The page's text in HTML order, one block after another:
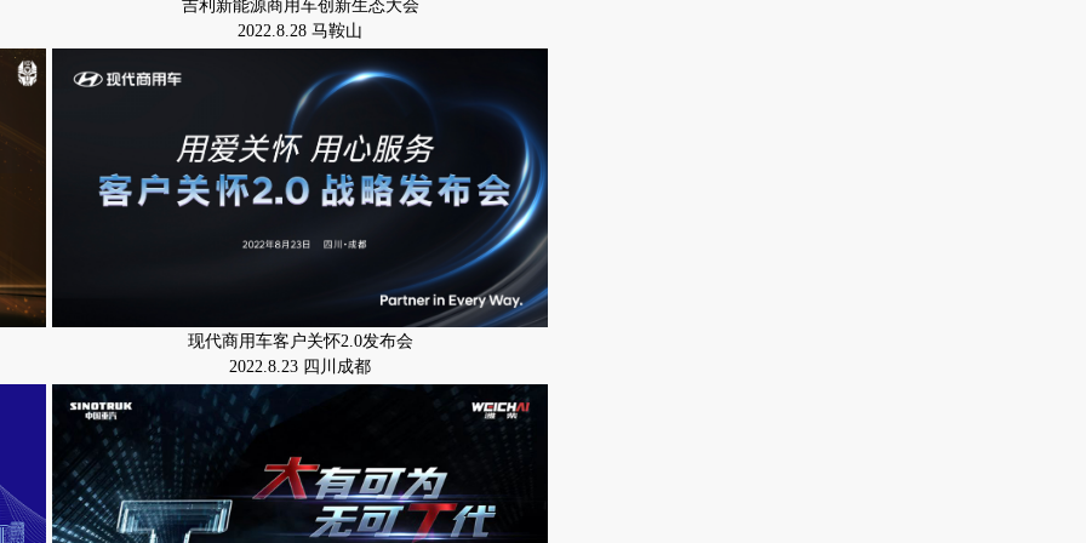
吉利新能源商用车创新生态大会
2022.8.28 马鞍山
现代商用车客户关怀2.0发布会
2022.8.23 四川成都